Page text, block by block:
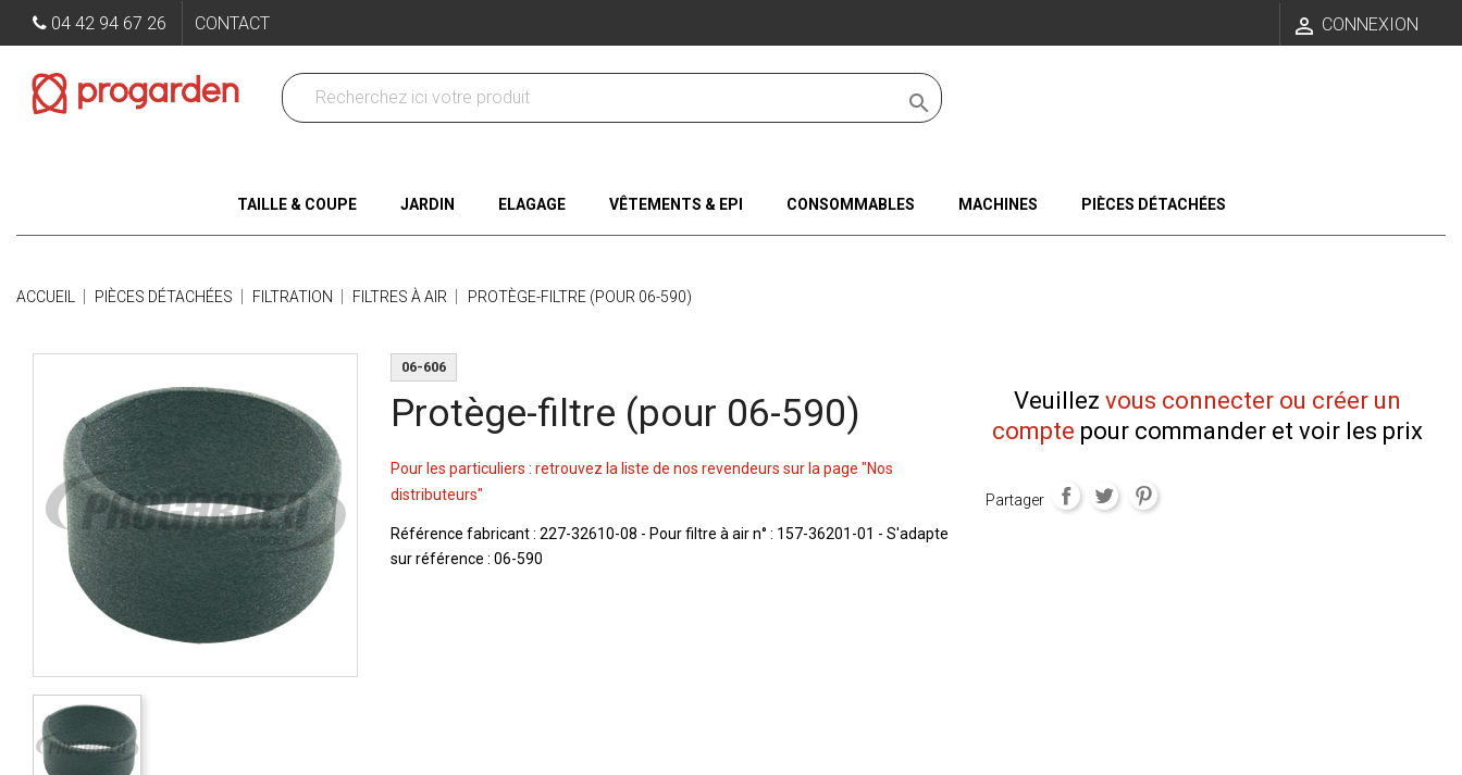
04 42 94 67 26 CONTACT  CONNEXION

TAILLE & COUPE JARDIN ELAGAGE VÊTEMENTS & EPI CONSOMMABLES MACHINES PIÈCES DÉTACHÉES
ACCUEIL PIÈCES DÉTACHÉES FILTRATION FILTRES À AIR PROTÈGE-FILTRE (POUR 06-590)
06-606
Protège-filtre (pour 06-590)
Pour les particuliers : retrouvez la liste de nos revendeurs sur la page "Nos
distributeurs"
Référence fabricant : 227-32610-08 - Pour filtre à air n° : 157-36201-01 - S'adapte
sur référence : 06-590
Veuillez vous connecter ou créer un
compte pour commander et voir les prix
Partager